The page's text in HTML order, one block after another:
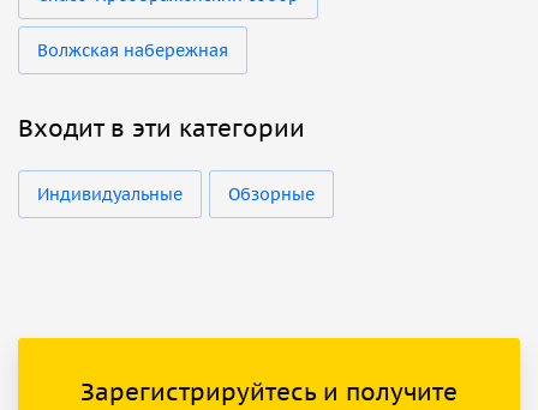
Волжская набережная
Входит в эти категории
Индивидуальные Обзорные
Зарегистрируйтесь и получите